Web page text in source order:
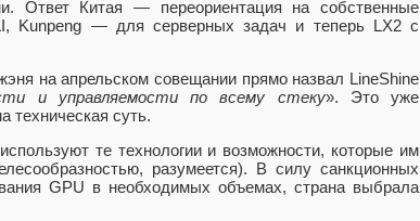
Ответ Китая — переориентация на собственные
Kunpeng — для серверных задач и теперь LX2 с
на апрельском совещании прямо назвал LineShine
и управляемости по всему стеку». Это уже
техническая суть.
те технологии и возможности, которые им
разумеется). В силу санкционных
GPU в необходимых объемах, страна выбрала